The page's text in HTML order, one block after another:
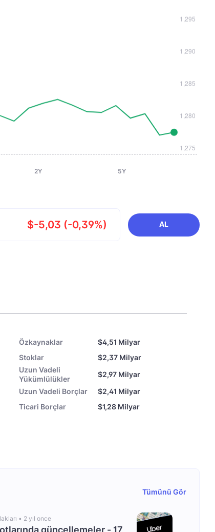
2Y 5Y
$-5,03 (-0,39%) AL
Özkaynaklar
$4,51 Milyar
Stoklar
$2,37 Milyar
Uzun Vadeli
Yükümlülükler
$2,97 Milyar
Uzun Vadeli Borçlar
$2,41 Milyar
Ticari Borçlar $1,28 Milyar
Tümünü Gör
• 2 yıl once
güncellemeler - 17